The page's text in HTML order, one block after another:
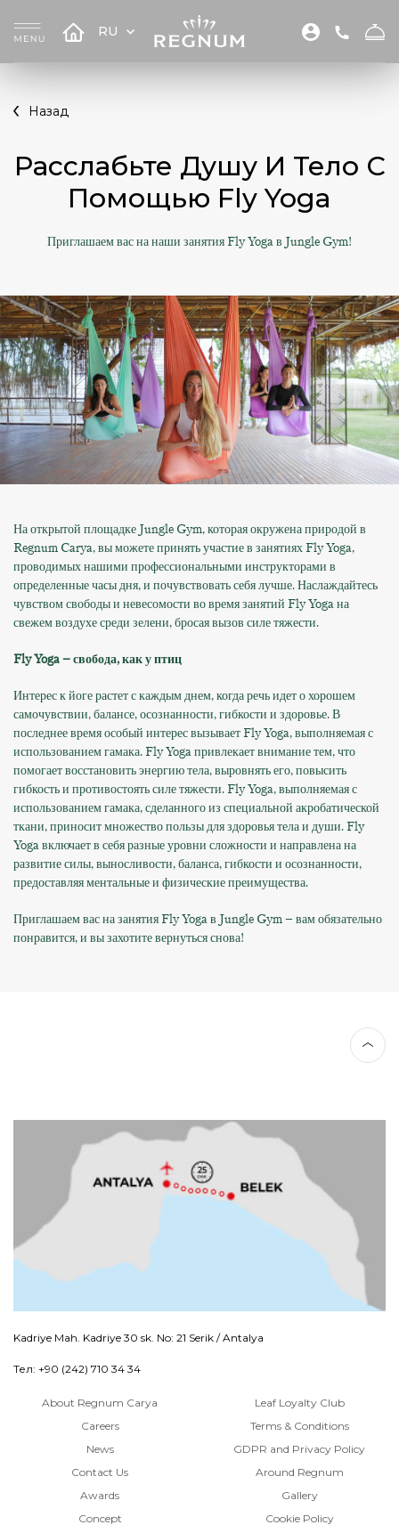
RU
Назад
Расслабьте Душу И Тело С
Помощью Fly Yoga
Приглашаем вас на наши занятия Fly Yoga в Jungle Gym!
На открытой площадке Jungle Gym, которая окружена природой в
Regnum Carya, вы можете принять участие в занятиях Fly Yoga,
проводимых нашими профессиональными инструкторами в
определенные часы дня, и почувствовать себя лучше. Наслаждайтесь
чувством свободы и невесомости во время занятий Fly Yoga на
свежем воздухе среди зелени, бросая вызов силе тяжести.
Fly Yoga – свобода, как у птиц
Интерес к йоге растет с каждым днем, когда речь идет о хорошем
самочувствии, балансе, осознанности, гибкости и здоровье. В
последнее время особый интерес вызывает Fly Yoga, выполняемая с
использованием гамака. Fly Yoga привлекает внимание тем, что
помогает восстановить энергию тела, выровнять его, повысить
гибкость и противостоять силе тяжести. Fly Yoga, выполняемая с
использованием гамака, сделанного из специальной акробатической
ткани, приносит множество пользы для здоровья тела и души. Fly
Yoga включает в себя разные уровни сложности и направлена на
развитие силы, выносливости, баланса, гибкости и осознанности,
предоставляя ментальные и физические преимущества.
Приглашаем вас на занятия Fly Yoga в Jungle Gym – вам обязательно
понравится, и вы захотите вернуться снова!
Kadriye Mah. Kadriye 30 sk. No: 21 Serik / Antalya
Тел: +90 (242) 710 34 34
About Regnum Carya
Careers
News
Contact Us
Awards
Concept
Leaf Loyalty Club
Terms & Conditions
GDPR and Privacy Policy
Around Regnum
Gallery
Cookie Policy